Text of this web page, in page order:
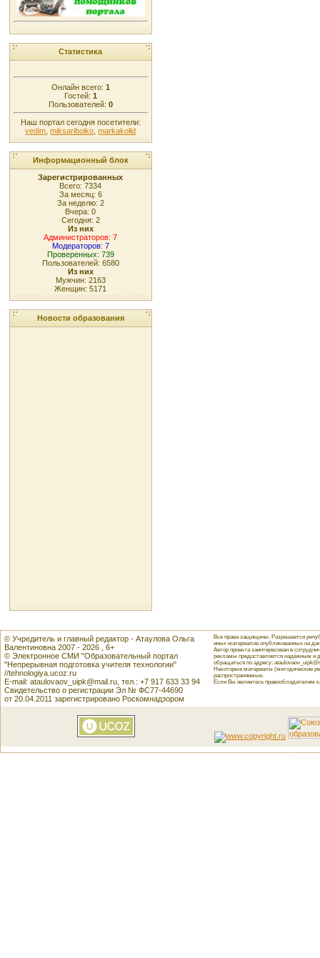
Статистика
Онлайн всего: 1
Гостей: 1
Пользователей: 0
Наш портал сегодня посетители:
vedim ,miksariboiko ,markakolld
Информационный блок
Зарегистрированных
Всего: 7334
За месяц: 6
За неделю: 2
Вчера: 0
Сегодня: 2
Из них
Администраторов: 7
Модераторов: 7
Проверенных: 739
Пользователей: 6580
Из них
Мужчин: 2163
Женщин: 5171
Новости образования
© Учредитель и главный редактор - Атаулова Ольга
Валентиновна 2007 - 2026 , 6+
© Электронное СМИ "Образовательный портал
"Непрерывная подготовка учителя технологии"
//tehnologiya.ucoz.ru
E-mail: ataulovaov_uipk@mail.ru, тел.: +7 917 633 33 94
Свидетельство о регистрации Эл № ФС77-44690
от 20.04.2011 зарегистрировано Роскомнадзором
Все права защищены. Разрешается
иных материалов опубликованных на
Автор проекта заинтересован в
рекламы предоставляется надёжным и
обращаться по адресу:
Некоторые материалы (методические
распространяемые.
Если Вы являетесь правообладателем